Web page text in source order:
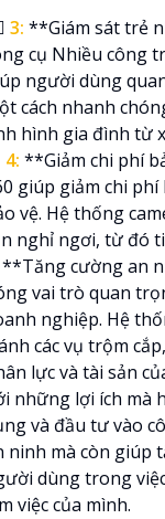
3: **Giám sát trẻ
cụ Nhiều công
người dùng
cách nhanh
hình gia đình từ
4: **Giảm chi phí
giúp giảm chi
vệ. Hệ thống
nghỉ ngơi, từ đó
cường an
vai trò quan
nghiệp. Hệ
các vụ trộm
lực và tài sản
những lợi ích mà
và đầu tư vào
ninh mà còn giúp
dùng trong
việc của mình.